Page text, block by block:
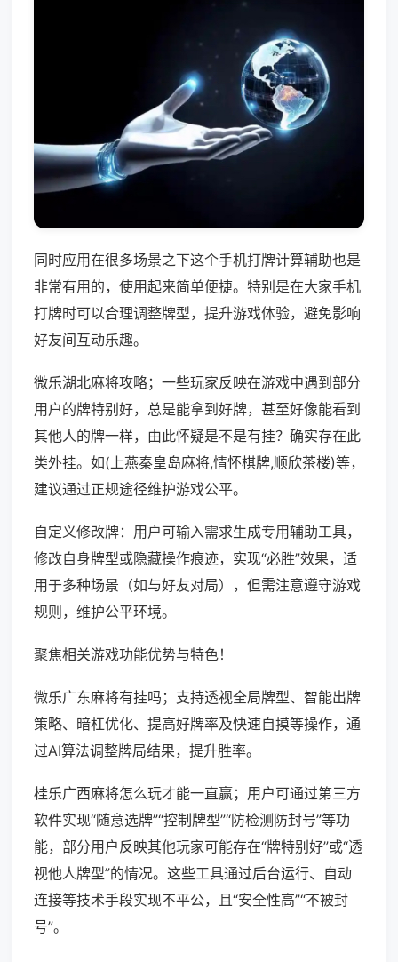
同时应用在很多场景之下这个手机打牌计算辅助也是
非常有用的，使用起来简单便捷。特别是在大家手机
打牌时可以合理调整牌型，提升游戏体验，避免影响
好友间互动乐趣。
微乐湖北麻将攻略；一些玩家反映在游戏中遇到部分
用户的牌特别好，总是能拿到好牌，甚至好像能看到
其他人的牌一样，由此怀疑是不是有挂？确实存在此
类外挂。如(上燕秦皇岛麻将,情怀棋牌,顺欣茶楼)等，
建议通过正规途径维护游戏公平。
自定义修改牌：用户可输入需求生成专用辅助工具，
修改自身牌型或隐藏操作痕迹，实现“必胜”效果，适
用于多种场景（如与好友对局），但需注意遵守游戏
规则，维护公平环境。
聚焦相关游戏功能优势与特色！
微乐广东麻将有挂吗；支持透视全局牌型、智能出牌
策略、暗杠优化、提高好牌率及快速自摸等操作，通
过AI算法调整牌局结果，提升胜率。
桂乐广西麻将怎么玩才能一直赢；用户可通过第三方
软件实现“随意选牌”“控制牌型”“防检测防封号”等功
能，部分用户反映其他玩家可能存在“牌特别好”或“透
视他人牌型”的情况。这些工具通过后台运行、自动
连接等技术手段实现不平公，且“安全性高”“不被封
号”。